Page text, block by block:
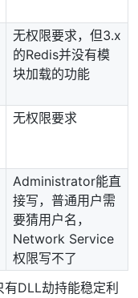
无权限要求，但3.x
的Redis并没有模
块加载的功能
无权限要求
Administrator能直
接写，普通用户需
要猜用户名，
Network Service
权限写不了
DLL劫持能稳定利